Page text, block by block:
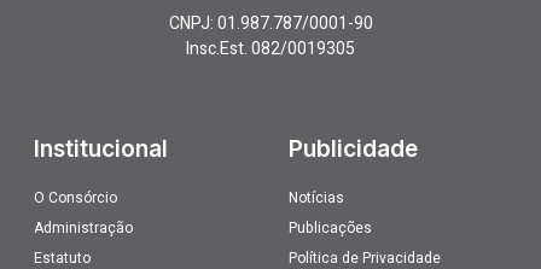
CNPJ: 01.987.787/0001-90
Insc.Est. 082/0019305
Institucional
O Consórcio
Administração
Estatuto
Publicidade
Notícias
Publicações
Política de Privacidade